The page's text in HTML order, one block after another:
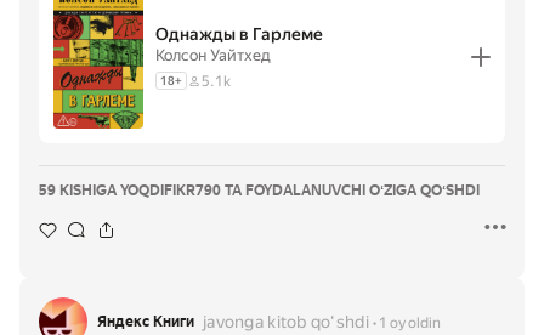
Однажды в Гарлеме
Колсон Уайтхед
18+ 5.1k
59 KISHIGA YOQDI FIKR790 TA FOYDALANUVCHI OʻZIGA QOʻSHDI
Яндекс Книги javonga kitob qoʻshdi 1 oy oldin